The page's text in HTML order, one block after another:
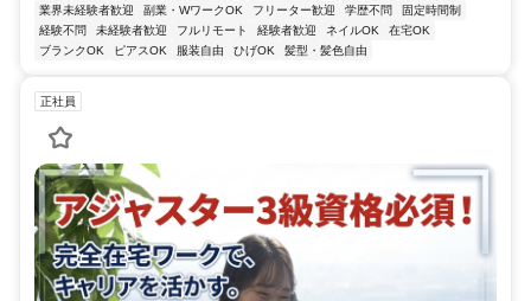
業界未経験者歓迎 副業・WワークOK フリーター歓迎 学歴不問
固定時間制
経験不問
未経験者歓迎 フルリモート 経験者歓迎 ネイルOK
在宅OK
ブランクOK
ピアスOK 服装自由 ひげOK 髪型・髪色自由
正社員